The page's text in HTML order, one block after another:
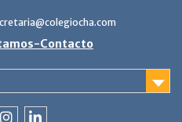
Contacto